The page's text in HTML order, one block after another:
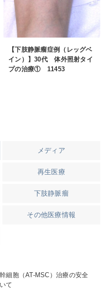
【下肢静脈瘤症例（レッグベ
イン）】30代 体外照射タイ
プの治療① 11453
メディア
再生医療
下肢静脈瘤
その他医療情報
細胞（AT-MSC）治療の安全
て